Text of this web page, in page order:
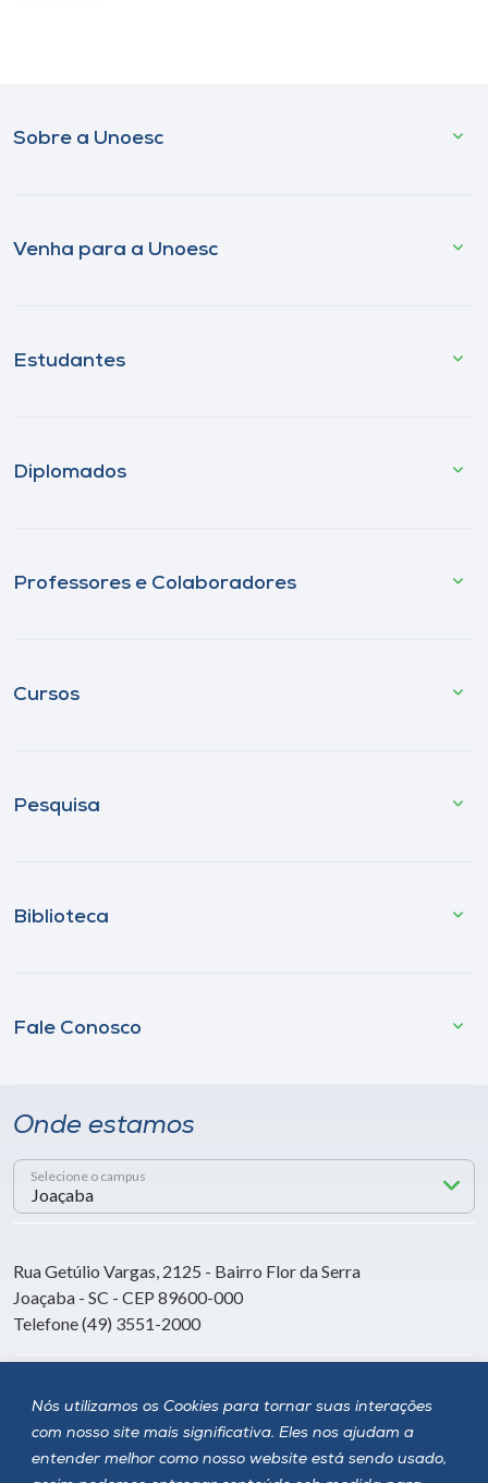
Nós utilizamos os Cookies para tornar suas interações
com nosso site mais significativa. Eles nos ajudam a
entender melhor como nosso website está sendo usado,
Sobre a Unoesc
Venha para a Unoesc
Estudantes
Diplomados
Professores e Colaboradores
Cursos
Pesquisa
Biblioteca
Fale Conosco
Onde estamos
Selecione o campus
Rua Getúlio Vargas, 2125 - Bairro Flor da Serra
Joaçaba - SC - CEP 89600-000
Telefone (49) 3551-2000
Siga a Unoesc